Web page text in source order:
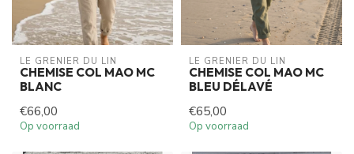
LE GRENIER DU LIN
CHEMISE COL MAO MC
BLANC
€66,00
Op voorraad
LE GRENIER DU LIN
CHEMISE COL MAO MC
BLEU DÉLAVÉ
€65,00
Op voorraad